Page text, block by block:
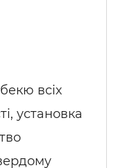
всіх
установка